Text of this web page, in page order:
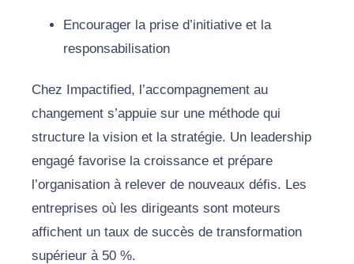
Encourager la prise d’initiative et la
responsabilisation
Chez Impactified, l’accompagnement au
changement s’appuie sur une méthode qui
structure la vision et la stratégie. Un leadership
engagé favorise la croissance et prépare
l’organisation à relever de nouveaux défis. Les
entreprises où les dirigeants sont moteurs
affichent un taux de succès de transformation
supérieur à 50 %.